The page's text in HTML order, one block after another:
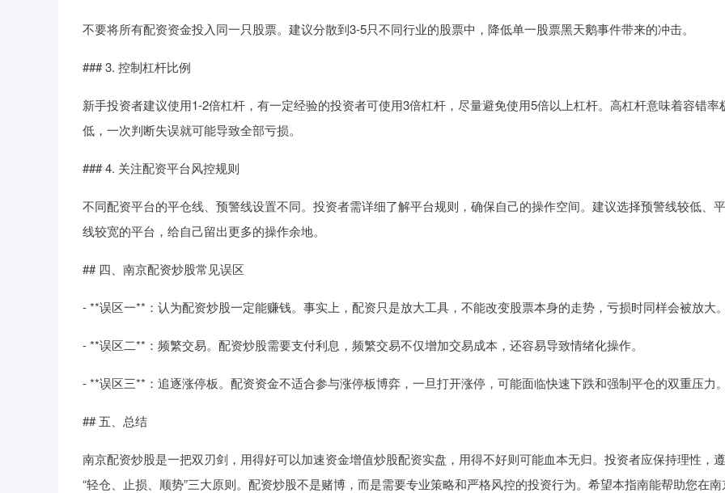
不要将所有配资资金投入同一只股票。建议分散到3-5只不同行业的股票中，降低单一股票黑天鹅事件带来的冲击。
### 3. 控制杠杆比例
新手投资者建议使用1-2倍杠杆，有一定经验的投资者可使用3倍杠杆，尽量避免使用5倍以上杠杆。高杠杆意味着容错率
低，一次判断失误就可能导致全部亏损。
### 4. 关注配资平台风控规则
不同配资平台的平仓线、预警线设置不同。投资者需详细了解平台规则，确保自己的操作空间。建议选择预警线较低、
线较宽的平台，给自己留出更多的操作余地。
## 四、南京配资炒股常见误区
- **误区一**：认为配资炒股一定能赚钱。事实上，配资只是放大工具，不能改变股票本身的走势，亏损时同样会被放大。
- **误区二**：频繁交易。配资炒股需要支付利息，频繁交易不仅增加交易成本，还容易导致情绪化操作。
- **误区三**：追逐涨停板。配资资金不适合参与涨停板博弈，一旦打开涨停，可能面临快速下跌和强制平仓的双重压力。
## 五、总结
南京配资炒股是一把双刃剑，用得好可以加速资金增值炒股配资实盘，用得不好则可能血本无归。投资者应保持理性，
“轻仓、止损、顺势”三大原则。配资炒股不是赌博，而是需要专业策略和严格风控的投资行为。希望本指南能帮助您在南